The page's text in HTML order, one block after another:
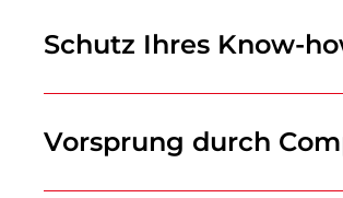
Schutz Ihres Know-
Vorsprung durch